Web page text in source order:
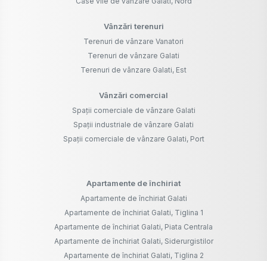
Vânzări terenuri
Terenuri de vânzare Vanatori
Terenuri de vânzare Galati
Terenuri de vânzare Galati, Est
Vânzări comercial
Spații comerciale de vânzare Galati
Spații industriale de vânzare Galati
Spații comerciale de vânzare Galati, Port
Apartamente de închiriat
Apartamente de închiriat Galati
Apartamente de închiriat Galati, Tiglina 1
Apartamente de închiriat Galati, Piata Centrala
Apartamente de închiriat Galati, Siderurgistilor
Apartamente de închiriat Galati, Tiglina 2